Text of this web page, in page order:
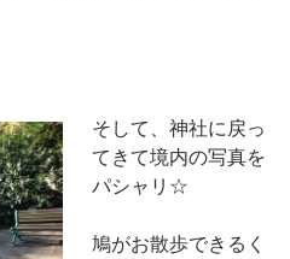
そして、神社に戻っ
てきて境内の写真を
パシャリ☆
鳩がお散歩できるく